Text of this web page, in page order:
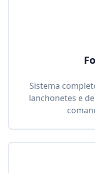
Sistema
lanchonetes e